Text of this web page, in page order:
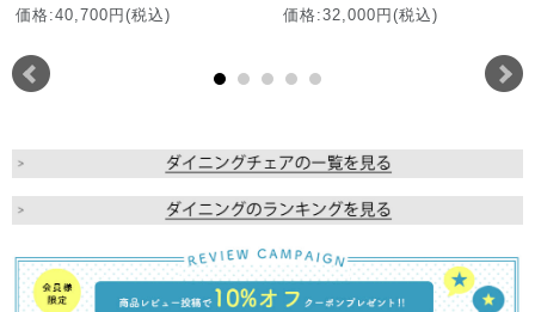
価格:40,700円(税込) 価格:32,000円(税込)